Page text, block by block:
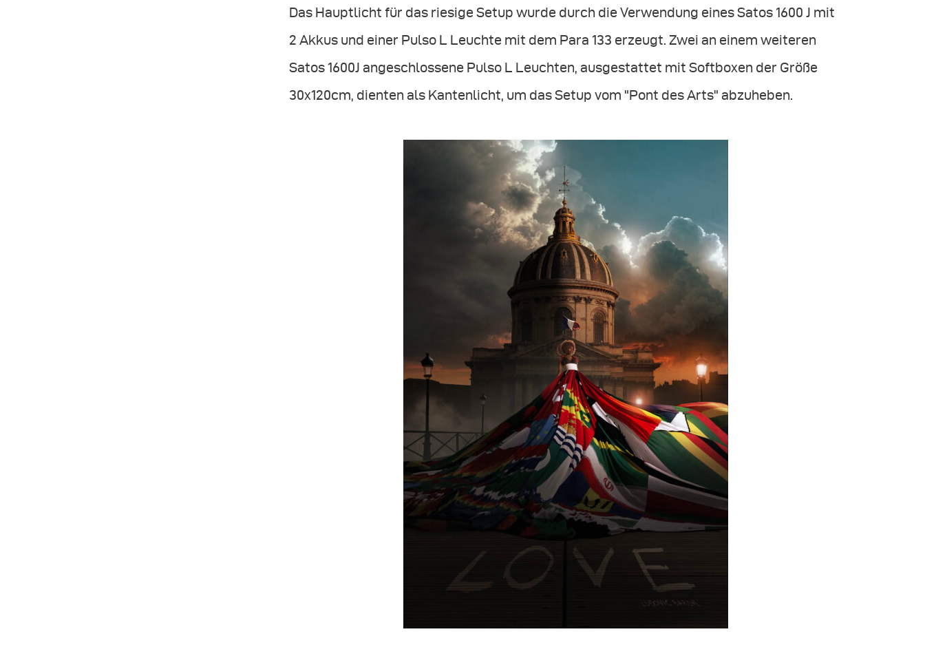
Das Hauptlicht für das riesige Setup wurde durch die Verwendung eines Satos 1600 J mit
2 Akkus und einer Pulso L Leuchte mit dem Para 133 erzeugt. Zwei an einem weiteren
Satos 1600J angeschlossene Pulso L Leuchten, ausgestattet mit Softboxen der Größe
30x120cm, dienten als Kantenlicht, um das Setup vom "Pont des Arts" abzuheben.